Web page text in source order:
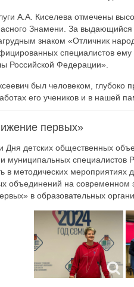
А.А. Киселева отмечены
Знамени. За выдающийся
знаком «Отличник
специалистов
Российской Федерации».
был человеком, глубоко
его учеников и в нашей
первых»
Дня детских общественных
муниципальных
в методических мероприятиях
объединений на современном
в образовательных